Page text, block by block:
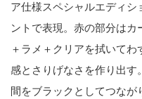
ア仕様スペシャルエディシ
ントで表現。赤の部分は
＋ラメ＋クリアを拭いて
感とさりげなさを作り出す
間をブラックとしてつな